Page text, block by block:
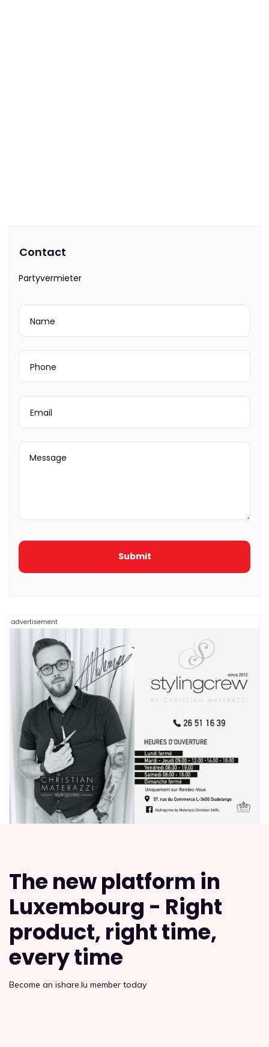
Contact
Partyvermieter
advertisement
The new platform in
Luxembourg - Right
product, right time,
every time
Become an ishare.lu member today